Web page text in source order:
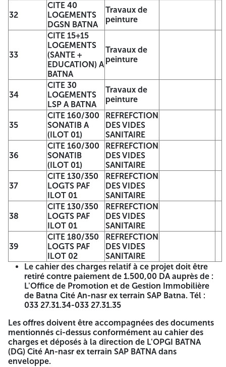
16
CITE 414/800
LOGEMENT A
BATNA (BLOC 09-
10-11-12-13-14-
15-16-20-21-24-
25-26) ILOT 02
CITE 414/800
LOGEMENT A
BATNA (BLOC 15-
16-17-30-31-32-
33-34-35-36-37-
38) ILOT 03
Travaux de
peinture
CITE 414/800
LOGEMENT A
BATNA (BLOC 13-
14-15-16-39-40-
41-42-43-44-45)
ILOT 04
Travaux de
peinture
19
CITE 300
LOGEMENT
SONATRA A BATNA
(BLOC 01 A 04)
ILOT 01
Travaux de
peinture
20
CITE 100
LOGEMENTS A
BATNA ILOT 01
Travaux de
peinture
CITE 164
LOGEMENTS A
BATNA ILOT 01
Travaux de
peinture
CITE 12
LOGEMENTS
BOUZOUARE A
BATNA
Travaux de
peinture
23
CITE 185
LOGEMENTS
BOUZOUARE A
BATNA
Travaux de
peinture
32
CITE 40
LOGEMENTS
DGSN BATNA
Travaux de
peinture
33
CITE 15+15
LOGEMENTS
(SANTE +
EDUCATION) A
BATNA
Travaux de
peinture
34
CITE 30
LOGEMENTS
LSP A BATNA
Travaux de
peinture
35
CITE 160/300
SONATIB A
(ILOT 01)
REFREFCTION
DES VIDES
SANITAIRE
36
CITE 160/300
SONATIB
(ILOT 01)
REFREFCTION
DES VIDES
SANITAIRE
37
CITE 130/350
LOGTS PAF
ILOT 01
REFREFCTION
DES VIDES
SANITAIRE
38
CITE 130/350
LOGTS PAF
ILOT 01
REFREFCTION
DES VIDES
SANITAIRE
39
CITE 180/350
LOGTS PAF
ILOT 02
REFREFCTION
DES VIDES
SANITAIRE
Le cahier des charges relatif à ce projet doit être
retiré contre paiement de 1.500,00 DA auprès de :
L'Office de Promotion et de Gestion Immobilière
de Batna Cité An-nasr ex terrain SAP Batna. Tél :
033 27.31.34-033 27.31.35
Les offres doivent être accompagnées des documents
mentionnés ci-dessus conformément au cahier des
charges et déposés à la direction de L'OPGI BATNA
(DG) Cité An-nasr ex terrain SAP BATNA dans
enveloppe.